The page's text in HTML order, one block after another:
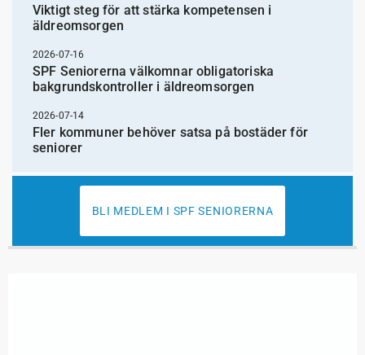
Viktigt steg för att stärka kompetensen i
äldreomsorgen
2026-07-16
SPF Seniorerna välkomnar obligatoriska
bakgrundskontroller i äldreomsorgen
2026-07-14
Fler kommuner behöver satsa på bostäder för
seniorer
BLI MEDLEM I SPF SENIORERNA